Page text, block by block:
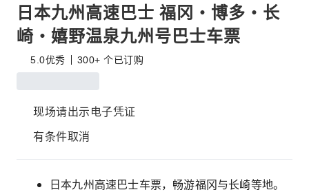
日本九州高速巴士 福冈・博多・长
崎・嬉野温泉九州号巴士车票
5.0优秀 300+ 个已订购
现场请出示电子凭证
有条件取消
日本九州高速巴士车票，畅游福冈与长崎等地。